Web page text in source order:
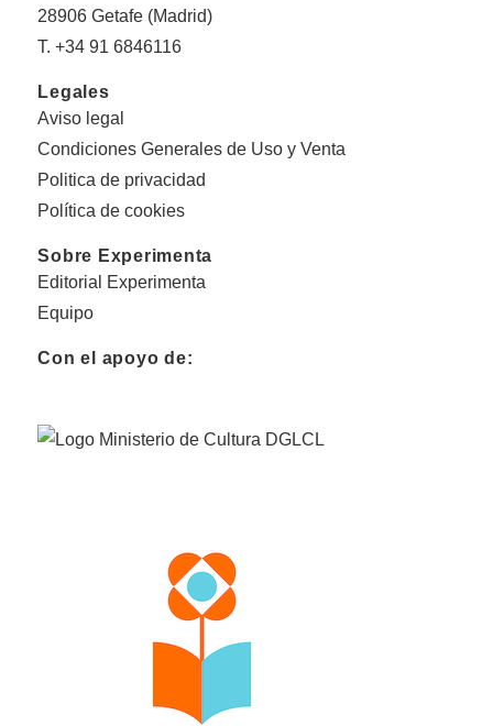
28906 Getafe (Madrid)
T. +34 91 6846116
Legales
Aviso legal
Condiciones Generales de Uso y Venta
Politica de privacidad
Política de cookies
Sobre Experimenta
Editorial Experimenta
Equipo
Con el apoyo de: